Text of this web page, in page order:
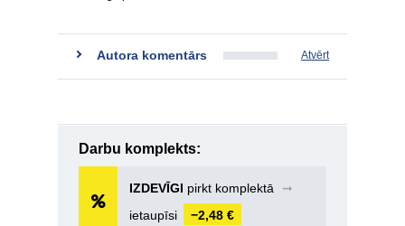
Autora komentārs Atvērt
Darbu komplekts:
IZDEVĪGI pirkt komplektā
➞
ietaupīsi
−2,48 €